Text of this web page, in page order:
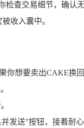
查交易细节，确认
收入囊中。
想要卖出CAKE换
发送”按钮，接着耐